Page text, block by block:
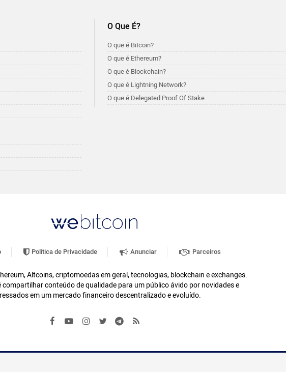
O Que É?
O que é Bitcoin?
O que é Ethereum?
O que é Blockchain?
O que é Lightning Network?
O que é Delegated Proof Of Stake
Política de Privacidade Anunciar Parceiros
Altcoins, criptomoedas em geral, tecnologias, blockchain e exchanges.
compartilhar conteúdo de qualidade para um público ávido por novidades e
em um mercado financeiro descentralizado e evoluído.